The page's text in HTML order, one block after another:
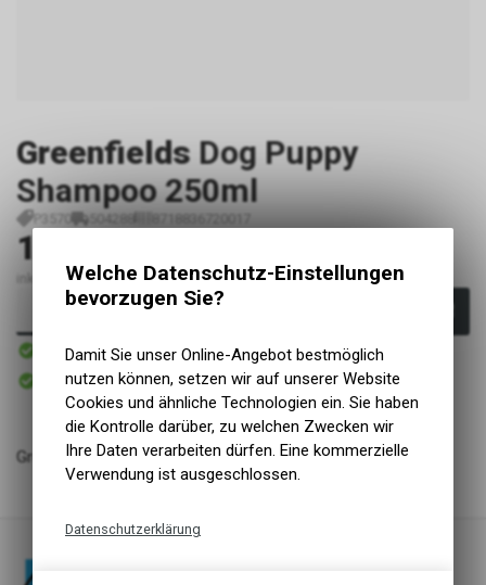
Greenfields Dog Puppy
Shampoo 250ml
P3570 504288 8718836720017
16.40
inkl. MwSt., zzgl. Versandkosten
In den Warenkorb
Versand
Sofort abholbar
Abholung NaturNah GmbH
Greenfields
Welche Datenschutz-Einstellungen
bevorzugen Sie?
Damit Sie unser Online-Angebot bestmöglich
nutzen können, setzen wir auf unserer Website
Cookies und ähnliche Technologien ein. Sie haben
die Kontrolle darüber, zu welchen Zwecken wir
Ihre Daten verarbeiten dürfen. Eine kommerzielle
Verwendung ist ausgeschlossen.
Datenschutzerklärung